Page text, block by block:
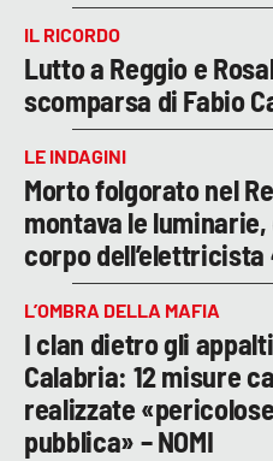
IL RICORDO
Lutto a Reggio e
scomparsa di Fabio
LE INDAGINI
Morto folgorato nel
montava le
corpo dell’elettricista
L’OMBRA DELLA MAFIA
I clan dietro gli
Calabria: 12 misure
realizzate
pubblica» – NOMI